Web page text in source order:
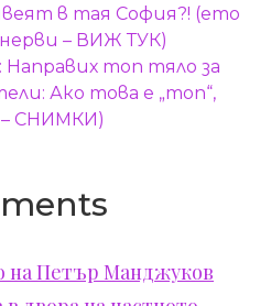
в тая София?! (ето
– ВИЖ ТУК)
Направих топ тяло за
Ако това е „топ“,
– СНИМКИ)
на Петър Манджуков